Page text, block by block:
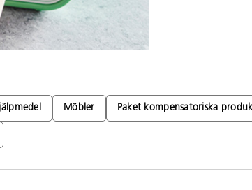
Möbler Paket kompensatoriska